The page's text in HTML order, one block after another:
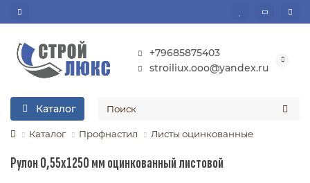
+79685875403
stroiliux.ooo@yandex.ru
Каталог
Каталог Профнастил Листы оцинкованные
Рулон 0,55х1250 мм оцинкованный листовой